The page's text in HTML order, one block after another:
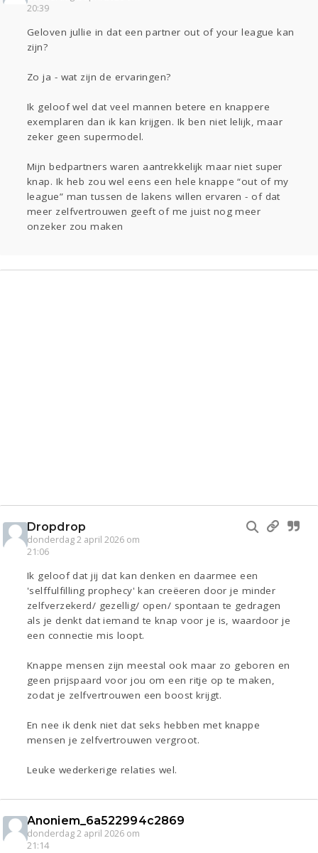
Gevraagd
Lezen
20:39
Geloven jullie in dat een partner out of your league kan
zijn?
Zo ja - wat zijn de ervaringen?
Ik geloof wel dat veel mannen betere en knappere
exemplaren dan ik kan krijgen. Ik ben niet lelijk, maar
zeker geen supermodel.
Mijn bedpartners waren aantrekkelijk maar niet super
knap. Ik heb zou wel eens een hele knappe “out of my
league” man tussen de lakens willen ervaren - of dat
meer zelfvertrouwen geeft of me juist nog meer
onzeker zou maken
Dropdrop
donderdag 2 april 2026 om
21:06
Ik geloof dat jij dat kan denken en daarmee een
'selffulfilling prophecy' kan creëeren door je minder
zelfverzekerd/ gezellig/ open/ spontaan te gedragen
als je denkt dat iemand te knap voor je is, waardoor je
een connectie mis loopt.
Knappe mensen zijn meestal ook maar zo geboren en
geen prijspaard voor jou om een ritje op te maken,
zodat je zelfvertrouwen een boost krijgt.
En nee ik denk niet dat seks hebben met knappe
mensen je zelfvertrouwen vergroot.
Leuke wederkerige relaties wel.
Anoniem_6a522994c2869
donderdag 2 april 2026 om
21:14